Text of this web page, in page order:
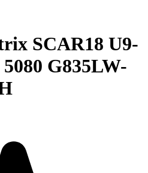
SCAR18 U9-
G835LW-